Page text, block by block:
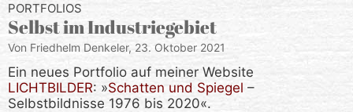
PORTFOLIOS
Selbst im Industriegebiet
Von Friedhelm Denkeler, 23. Oktober 2021
Ein neues Portfolio auf meiner Website
LICHTBILDER: »Schatten und Spiegel –
Selbstbildnisse 1976 bis 2020«.